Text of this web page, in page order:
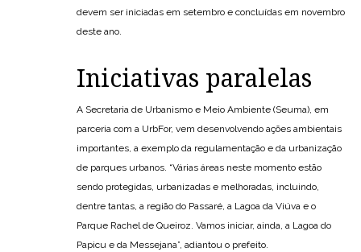
devem ser iniciadas em setembro e concluídas em novembro
deste ano.
Iniciativas paralelas
A Secretaria de Urbanismo e Meio Ambiente (Seuma), em
parceria com a UrbFor, vem desenvolvendo ações ambientais
importantes, a exemplo da regulamentação e da urbanização
de parques urbanos. “Várias áreas neste momento estão
sendo protegidas, urbanizadas e melhoradas, incluindo,
dentre tantas, a região do Passaré, a Lagoa da Viúva e o
Parque Rachel de Queiroz. Vamos iniciar, ainda, a Lagoa do
Papicu e da Messejana”, adiantou o prefeito.